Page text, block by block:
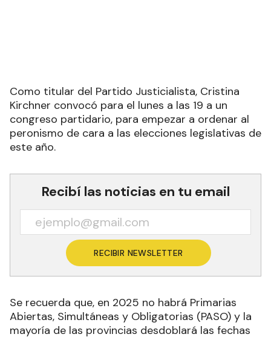
Como titular del Partido Justicialista, Cristina
Kirchner convocó para el lunes a las 19 a un
congreso partidario, para empezar a ordenar al
peronismo de cara a las elecciones legislativas de
este año.
Recibí las noticias en tu email
RECIBIR NEWSLETTER
Se recuerda que, en 2025 no habrá Primarias
Abiertas, Simultáneas y Obligatorias (PASO) y la
mayoría de las provincias desdoblará las fechas